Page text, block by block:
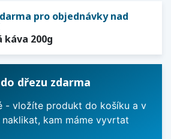
pro objednávky nad
káva 200g
dřezu zdarma
- vložíte produkt do košíku a v
kam máme vyvrtat